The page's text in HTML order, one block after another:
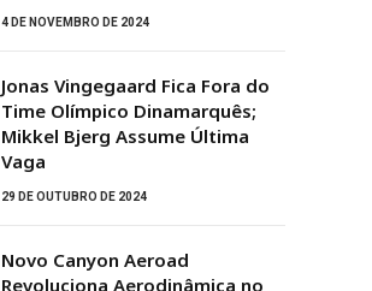
4 DE NOVEMBRO DE 2024
Jonas Vingegaard Fica Fora do
Time Olímpico Dinamarquês;
Mikkel Bjerg Assume Última
Vaga
29 DE OUTUBRO DE 2024
Novo Canyon Aeroad
Revoluciona Aerodinâmica no